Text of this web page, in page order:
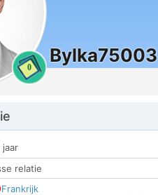
0
Bylka75003
jaar
relatie
Frankrijk